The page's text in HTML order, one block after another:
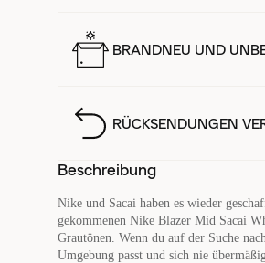
BRANDNEU UND
RÜCKSENDUNGEN
Beschreibung
Nike und Sacai haben es wieder
gekommenen Nike Blazer Mid Sacai
Grautönen. Wenn du auf der Suche
Umgebung passt und sich nie